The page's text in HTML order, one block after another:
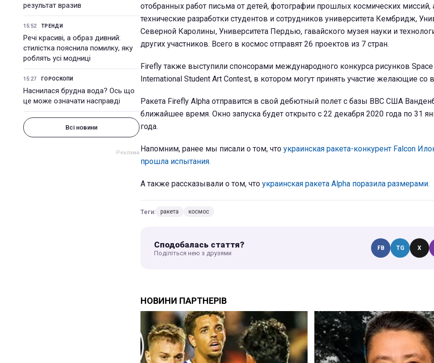
результат вразив
15:52 ТРЕНДИ
Речі красиві, а образ дивний:
стилістка пояснила помилку, яку
роблять усі модниці
15:27 ГОРОСКОПИ
Наснилася брудна вода? Ось що
це може означати насправді
Всі новини
отобранных работ письма от детей, фотографии прошлых космических миссий,
технические разработки студентов и сотрудников университета Кембридж,
Северной Каролины, Университета Пердью, гавайского музея науки и
других участников. Всего в космос отправят 26 проектов из 7 стран.
Firefly также выступили спонсорами международного конкурса рисунков Space
International Student Art Contest, в котором могут принять участие желающие со
Ракета Firefly Alpha отправится в свой дебютный полет с базы ВВС США
ближайшее время. Окно запуска будет открыто с 22 декабря 2020 года по 31
года.
Напомним, ранее мы писали о том, что украинская ракета-конкурент Falcon
прошла испытания.
А также рассказывали о том, что украинская ракета Alpha поразила размерами.
Теги: ракета космос
Сподобалась стаття?
Поділіться нею з друзями
FB TG X